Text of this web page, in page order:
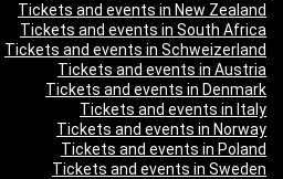
Tickets and events in New Zealand
Tickets and events in South Africa
Tickets and events in Schweizerland
Tickets and events in Austria
Tickets and events in Denmark
Tickets and events in Italy
Tickets and events in Norway
Tickets and events in Poland
Tickets and events in Sweden